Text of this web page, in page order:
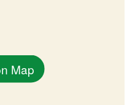
Map